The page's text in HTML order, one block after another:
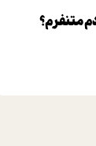
متنفرم؟